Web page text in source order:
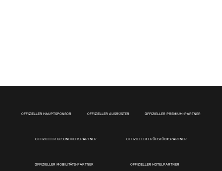
OFFIZIELLER HAUPTSPONSOR OFFIZIELLER AUSRÜSTER OFFIZIELLER PREMIUM-PARTNER
OFFIZIELLER GESUNDHEITSPARTNER OFFIZIELLER FRÜHSTÜCKSPARTNER
OFFIZIELLER MOBILITÄTS-PARTNER OFFIZIELLER HOTELPARTNER